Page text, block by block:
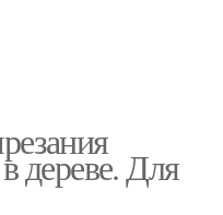
дереве. Для